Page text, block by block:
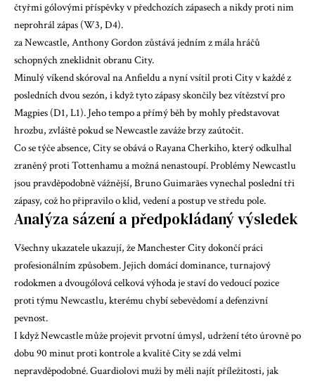
čtyřmi gólovými příspěvky v předchozích zápasech a nikdy proti nim
neprohrál zápas (W3, D4).
za Newcastle, Anthony Gordonzůstává jedním z mála hráčů
schopných zneklidnit obranu City.
Minulý víkend skóroval na Anfieldu a nyní vsítil proti City v každé z
posledních dvou sezón, i když tyto zápasy skončily bez vítězství pro
Magpies (D1, L1). Jeho tempo a přímý běh by mohly představovat
hrozbu, zvláště pokud se Newcastle zaváže brzy zaútočit.
Co se týče absence, City se obává o Rayana Cherkiho, který odkulhal
zraněný proti Tottenhamu a možná nenastoupí. Problémy Newcastlu
jsou pravděpodobně vážnější, Bruno Guimarães vynechal poslední tři
zápasy, což ho připravilo o klid, vedení a postup ve středu pole.
Analýza sázení a předpokládaný výsledek
Všechny ukazatele ukazují, že Manchester City dokončí práci
profesionálním způsobem. Jejich domácí dominance, turnajový
rodokmen a dvougólová celková výhoda je staví do vedoucí pozice
proti týmu Newcastlu, kterému chybí sebevědomí a defenzivní
pevnost.
I když Newcastle může projevit prvotní úmysl, udržení této úrovně po
dobu 90 minut proti kontrole a kvalitě City se zdá velmi
nepravděpodobné. Guardiolovi muži by měli najít příležitosti, jak